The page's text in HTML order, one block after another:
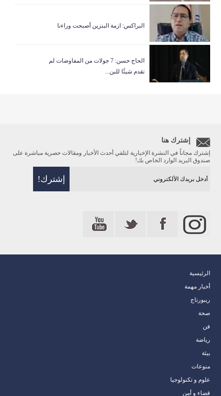
البراكس: ازمة البنزين أصبحت وراءنا
الحاج حسن: 7 جولات من المفاوضات لم
تقدم شيئًا للبن...
إشترك هنا
إشترك مجاناً في النشرة الإخبارية لتلقي أحدث الأخبار ومقالات حصرية مباشرة على
صندوق البريد الوارد الخاص بك!
الرئيسية
أخبار مهمة
ريبورتاج
صحة
فن
رياضة
بيئة
منوعات
علوم و تكنولوجيا
قضاء و أمن